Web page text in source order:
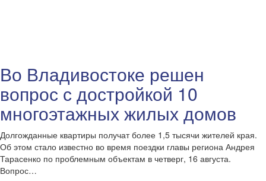
Во Владивостоке решен
вопрос с достройкой 10
многоэтажных жилых домов
Долгожданные квартиры получат более 1,5 тысячи жителей края.
Об этом стало известно во время поездки главы региона Андрея
Тарасенко по проблемным объектам в четверг, 16 августа.
Вопрос…